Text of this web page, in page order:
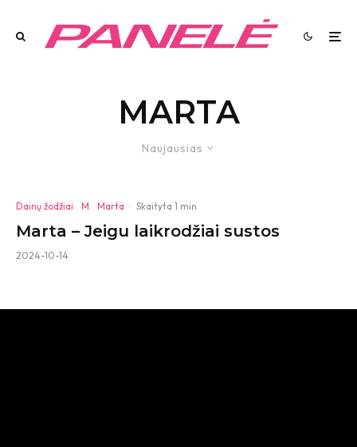
MARTA
Naujausias
Dainų žodžiai M Marta · Skaityta 1 min
Marta – Jeigu laikrodžiai sustos
2024-10-14